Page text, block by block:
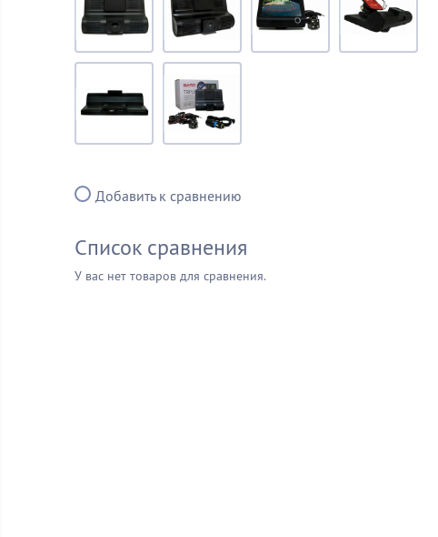
Добавить к сравнению
Список сравнения
У вас нет товаров для сравнения.